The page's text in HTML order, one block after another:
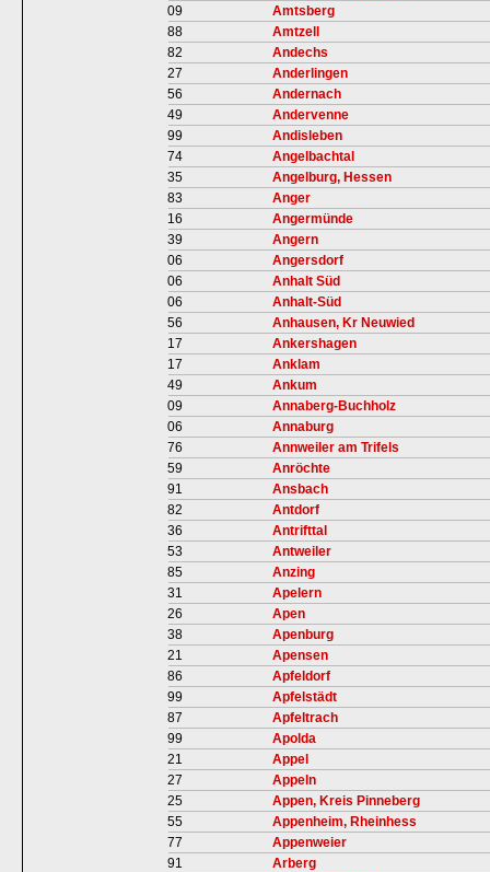
09
Amtsberg
88
Amtzell
82
Andechs
27
Anderlingen
56
Andernach
49
Andervenne
99
Andisleben
74
Angelbachtal
35
Angelburg, Hessen
83
Anger
16
Angermünde
39
Angern
06
Angersdorf
06
Anhalt Süd
06
Anhalt-Süd
56
Anhausen, Kr Neuwied
17
Ankershagen
17
Anklam
49
Ankum
09
Annaberg-Buchholz
06
Annaburg
76
Annweiler am Trifels
59
Anröchte
91
Ansbach
82
Antdorf
36
Antrifttal
53
Antweiler
85
Anzing
31
Apelern
26
Apen
38
Apenburg
21
Apensen
86
Apfeldorf
99
Apfelstädt
87
Apfeltrach
99
Apolda
21
Appel
27
Appeln
25
Appen, Kreis Pinneberg
55
Appenheim, Rheinhess
77
Appenweier
91
Arberg